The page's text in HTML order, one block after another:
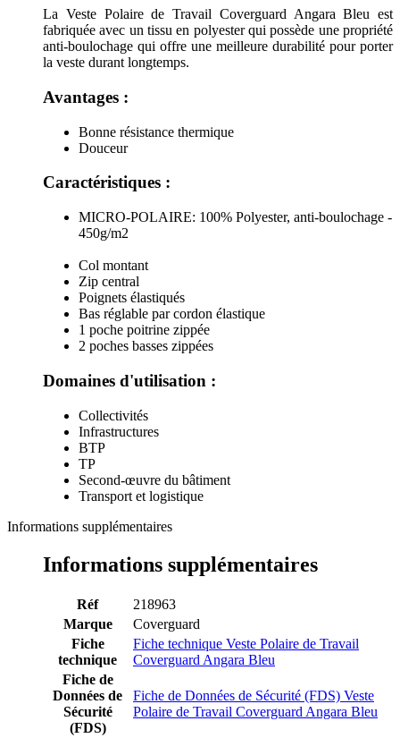
La Veste Polaire de Travail Coverguard Angara Bleu est
fabriquée avec un tissu en polyester qui possède une propriété
anti-boulochage qui offre une meilleure durabilité pour porter
la veste durant longtemps.
Avantages :
Bonne résistance thermique
Douceur
Caractéristiques :
MICRO-POLAIRE: 100% Polyester, anti-boulochage -
450g/m2
Col montant
Zip central
Poignets élastiqués
Bas réglable par cordon élastique
1 poche poitrine zippée
2 poches basses zippées
Domaines d'utilisation :
Collectivités
Infrastructures
BTP
TP
Second-œuvre du bâtiment
Transport et logistique
Informations supplémentaires
Informations supplémentaires
Réf
218963
Marque
Coverguard
Fiche
technique
Fiche technique Veste Polaire de Travail
Coverguard Angara Bleu
Fiche de
Données de
Sécurité
(FDS)
Fiche de Données de Sécurité (FDS) Veste
Polaire de Travail Coverguard Angara Bleu